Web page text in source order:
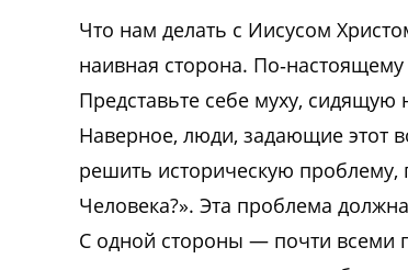
Что нам делать с Иисусом
наивная сторона.
Представьте себе муху,
Наверное, люди, задающие этот
решить историческую проблему,
Человека?». Эта проблема
С одной стороны — почти всеми